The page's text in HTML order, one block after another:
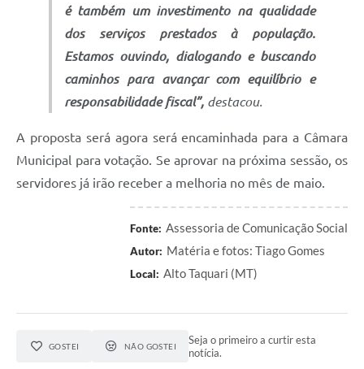
é também um investimento na qualidade
dos serviços prestados à população.
Estamos ouvindo, dialogando e buscando
caminhos para avançar com equilíbrio e
responsabilidade fiscal”, destacou.
A proposta será agora será encaminhada para a Câmara
Municipal para votação. Se aprovar na próxima sessão, os
servidores já irão receber a melhoria no mês de maio.
Fonte: Assessoria de Comunicação Social
Autor: Matéria e fotos: Tiago Gomes
Local: Alto Taquari (MT)
GOSTEI NÃO GOSTEI
Seja o primeiro a curtir esta
notícia.